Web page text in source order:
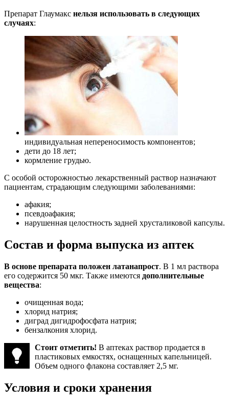
Препарат Глаумакс нельзя использовать в следующих
случаях:
индивидуальная непереносимость компонентов;
дети до 18 лет;
кормление грудью.
С особой осторожностью лекарственный раствор назначают
пациентам, страдающим следующими заболеваниями:
афакия;
псевдоафакия;
нарушенная целостность задней хрусталиковой капсулы.
Состав и форма выпуска из аптек
В основе препарата положен латанапрост. В 1 мл раствора
его содержится 50 мкг. Также имеются дополнительные
вещества:
очищенная вода;
хлорид натрия;
диград дигидрофосфата натрия;
бензалкония хлорид.
Стоит отметить! В аптеках раствор продается в
пластиковых емкостях, оснащенных капельницей.
Объем одного флакона составляет 2,5 мг.
Условия и сроки хранения